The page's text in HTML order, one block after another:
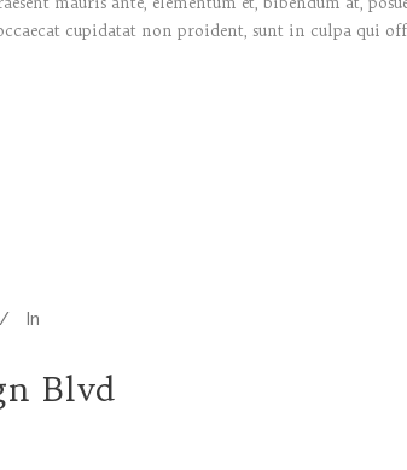
cupidatat non proident, sunt in culpa qui
In
Blvd